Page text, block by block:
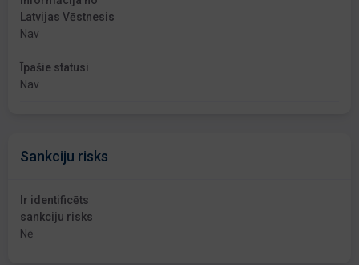
Latvijas Vēstnesis
Nav
Īpašie statusi
Nav
Sankciju risks
Ir identificēts
sankciju risks
Nē